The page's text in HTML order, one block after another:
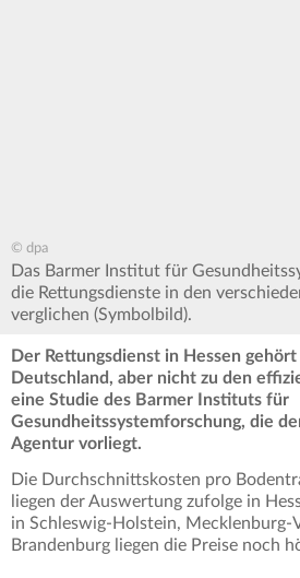
© dpa
Das Barmer Institut für
die Rettungsdienste in den
verglichen (Symbolbild).
Der Rettungsdienst in Hessen
Deutschland, aber nicht zu den
eine Studie des Barmer Instituts für
Gesundheitssystemforschung, die
Agentur vorliegt.
Die Durchschnittskosten pro
liegen der Auswertung zufolge in
in Schleswig-Holstein, Mecklenburg-
Brandenburg liegen die Preise noch